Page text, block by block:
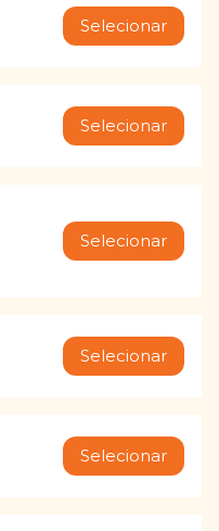
Selecionar
Selecionar
Selecionar
Selecionar
Selecionar